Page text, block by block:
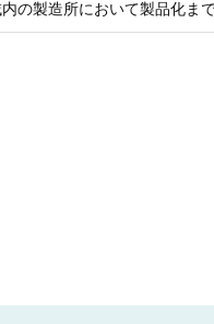
内の製造所において製品化ま